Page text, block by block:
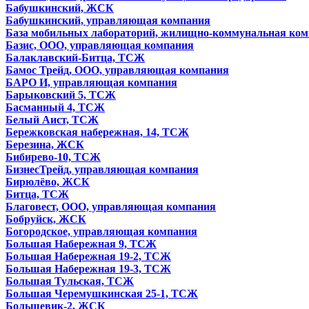
Бабушкинский, ЖСК
Бабушкинский, управляющая компания
База мобильных лабораторий, жилищно-коммунальная
Базис, ООО, управляющая компания
Балаклавский-Битца, ТСЖ
Бамос Трейд, ООО, управляющая компания
БАРО И, управляющая компания
Барыковский 5, ТСЖ
Басманный 4, ТСЖ
Белый Аист, ТСЖ
Бережковская набережная, 14, ТСЖ
Березина, ЖСК
Бибирево-10, ТСЖ
БизнесТрейд, управляющая компания
Бирюлёво, ЖСК
Битца, ТСЖ
Благовест, ООО, управляющая компания
Бобруйск, ЖСК
Богородское, управляющая компания
Большая Набережная 9, ТСЖ
Большая Набережная 19-2, ТСЖ
Большая Набережная 19-3, ТСЖ
Большая Тульская, ТСЖ
Большая Черемушкинская 25-1, ТСЖ
Большевик-2, ЖСК